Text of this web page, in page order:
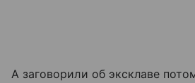
А заговорили об эксклаве